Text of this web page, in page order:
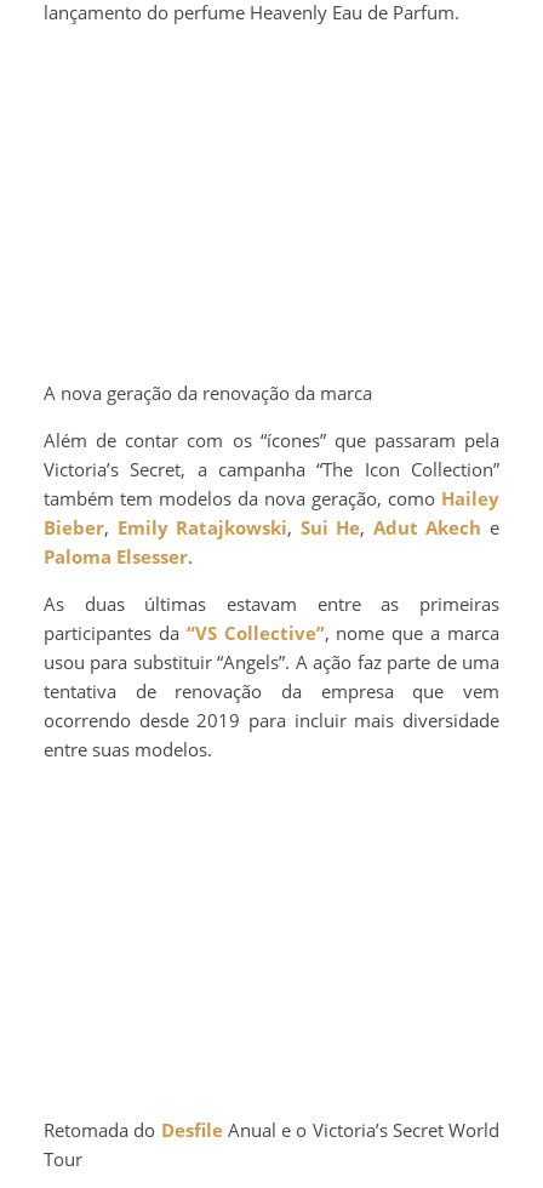
lançamento do perfume Heavenly Eau de Parfum.
A nova geração da renovação da marca
Além de contar com os “ícones” que passaram pela
Victoria’s Secret, a campanha “The Icon Collection”
também tem modelos da nova geração, como Hailey
Bieber, Emily Ratajkowski, Sui He, Adut Akech e
Paloma Elsesser.
As duas últimas estavam entre as primeiras
participantes da “VS Collective”, nome que a marca
usou para substituir “Angels”. A ação faz parte de uma
tentativa de renovação da empresa que vem
ocorrendo desde 2019 para incluir mais diversidade
entre suas modelos.
Retomada do DesfileAnual e o Victoria’s Secret World
Tour